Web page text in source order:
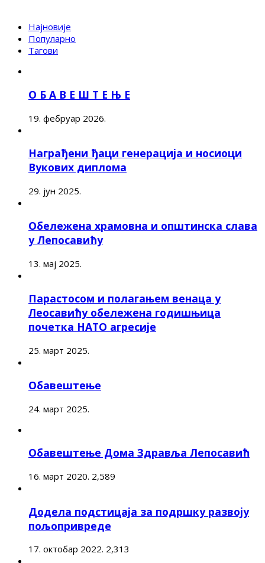
Најновије
Популарно
Тагови
О Б А В Е Ш Т Е Њ Е
19. фебруар 2026.
Награђени ђаци генерација и носиоци
Вукових диплома
29. јун 2025.
Обележена храмовна и општинска слава
у Лепосавићу
13. мај 2025.
Парастосом и полагањем венаца у
Леосавићу обележена годишњица
почетка НАТО агресије
25. март 2025.
Обавештење
24. март 2025.
Обавештење Дома Здравља Лепосавић
16. март 2020. 2,589
Додела подстицаја за подршку развоју
пољопривреде
17. октобар 2022. 2,313